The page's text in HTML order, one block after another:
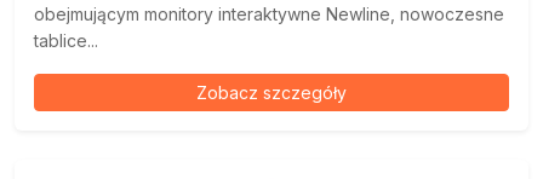
obejmującym monitory interaktywne Newline, nowoczesne
tablice...
Zobacz szczegóły